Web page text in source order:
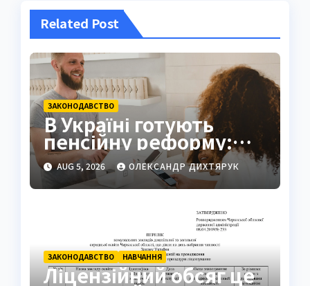
Related Post
ЗАКОНОДАВСТВО
В Україні готують
пенсійну реформу:
мінімум 6000 грн
AUG 5, 2026 ОЛЕКСАНДР ДИХТЯРУК
ЗАКОНОДАВСТВО НАВЧАННЯ
Ліцензійний обсяг це